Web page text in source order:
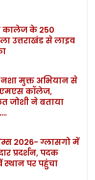
के 250
उत्तराखंड से लाइव
नशा मुक्त अभियान से
कॉलेज,
जोशी ने बताया
2026- ग्लासगो में
प्रदर्शन, पदक
स्थान पर पहुंचा